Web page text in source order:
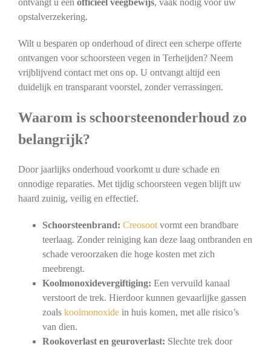
ontvangt u een officieel veegbewijs, vaak nodig voor uw
opstalverzekering.
Wilt u besparen op onderhoud of direct een scherpe offerte
ontvangen voor schoorsteen vegen in Terheijden? Neem
vrijblijvend contact met ons op. U ontvangt altijd een
duidelijk en transparant voorstel, zonder verrassingen.
Waarom is schoorsteenonderhoud zo
belangrijk?
Door jaarlijks onderhoud voorkomt u dure schade en
onnodige reparaties. Met tijdig schoorsteen vegen blijft uw
haard zuinig, veilig en effectief.
Schoorsteenbrand: Creosootvormt een brandbare
teerlaag. Zonder reiniging kan deze laag ontbranden en
schade veroorzaken die hoge kosten met zich
meebrengt.
Koolmonoxidevergiftiging: Een vervuild kanaal
verstoort de trek. Hierdoor kunnen gevaarlijke gassen
zoals koolmonoxidein huis komen, met alle risico’s
van dien.
Rookoverlast en geuroverlast: Slechte trek door